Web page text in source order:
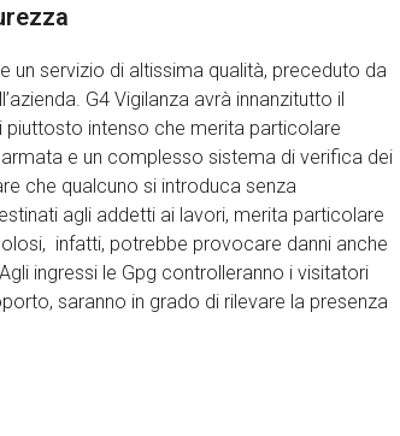
un servizio di altissima qualità, preceduto da
G4 Vigilanza avrà innanzitutto il
piuttosto intenso che merita particolare
e un complesso sistema di verifica dei
che qualcuno si introduca senza
agli addetti ai lavori, merita particolare
infatti, potrebbe provocare danni anche
ingressi le Gpg controlleranno i visitatori
saranno in grado di rilevare la presenza